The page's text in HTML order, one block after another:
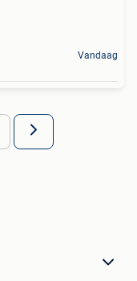
Vandaag